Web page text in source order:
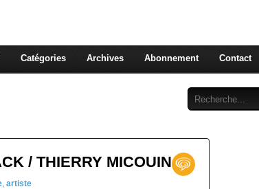
Catégories Archives Abonnement Contact
/ THIERRY MICOUIN
, artiste